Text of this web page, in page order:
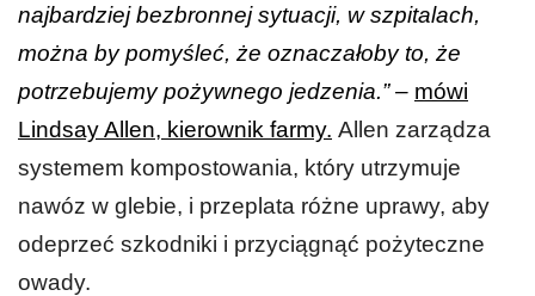
najbardziej bezbronnej sytuacji, w szpitalach,
można by pomyśleć, że oznaczałoby to, że
potrzebujemy pożywnego jedzenia.” – mówi
Lindsay Allen, kierownik farmy. Allen zarządza
systemem kompostowania, który utrzymuje
nawóz w glebie, i przeplata różne uprawy, aby
odeprzeć szkodniki i przyciągnąć pożyteczne
owady.